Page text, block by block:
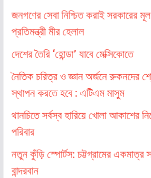
জনগণের সেবা নিশ্চিত করাই সরকারের
প্রতিমন্ত্রী মীর হেলাল
দেশের তৈরি ‘হোন্ডা’ যাবে মেক্সিকোতে
নৈতিক চরিত্র ও জ্ঞান অর্জনে রুকনদের
স্থাপন করতে হবে : এটিএম মাসুম
থানচিতে সর্বস্ব হারিয়ে খোলা আকাশের
পরিবার
নতুন কুঁড়ি স্পোর্টস: চট্টগ্রামের একমাত্র
বান্দরবান